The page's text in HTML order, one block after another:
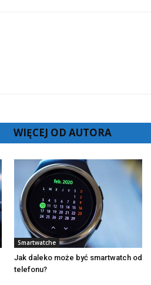
WIĘCEJ OD AUTORA
Smartwatche
Jak daleko może być smartwatch od
telefonu?